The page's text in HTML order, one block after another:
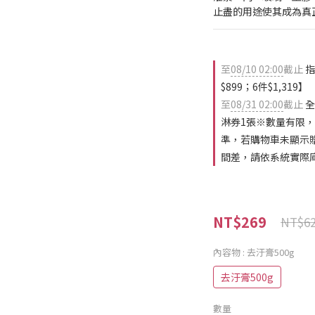
止盡的用途使其成為
至08/10 02:00截止
$899；6件$1,319】
至08/31 02:00截止
淋券1張※數量有限
準，若購物車未顯示
間差，請依系統實際
NT$269
內容物 : 去汙膏500g
去汙膏500g
數量